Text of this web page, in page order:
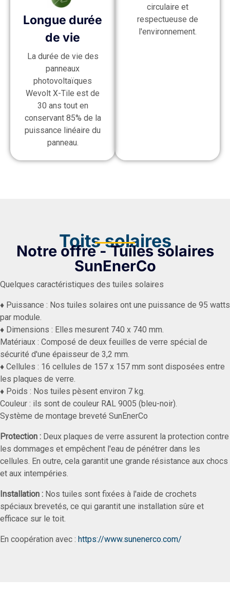
Longue durée
de vie
La durée de vie des
panneaux
photovoltaïques
Wevolt X-Tile est de
30 ans tout en
conservant 85% de la
puissance linéaire du
panneau.
circulaire et
respectueuse de
l'environnement.
Toits solaires
Notre offre - Tuiles solaires
SunEnerCo
Quelques caractéristiques des tuiles solaires
♦ Puissance : Nos tuiles solaires ont une puissance de 95 watts
par module.
♦ Dimensions : Elles mesurent 740 x 740 mm.
Matériaux : Composé de deux feuilles de verre spécial de
sécurité d'une épaisseur de 3,2 mm.
♦ Cellules : 16 cellules de 157 x 157 mm sont disposées entre
les plaques de verre.
♦ Poids : Nos tuiles pèsent environ 7 kg.
Couleur : ils sont de couleur RAL 9005 (bleu-noir).
Système de montage breveté SunEnerCo
Protection : Deux plaques de verre assurent la protection contre
les dommages et empêchent l'eau de pénétrer dans les
cellules. En outre, cela garantit une grande résistance aux chocs
et aux intempéries.
Installation : Nos tuiles sont fixées à l'aide de crochets
spéciaux brevetés, ce qui garantit une installation sûre et
efficace sur le toit.
En coopération avec : https://www.sunenerco.com/